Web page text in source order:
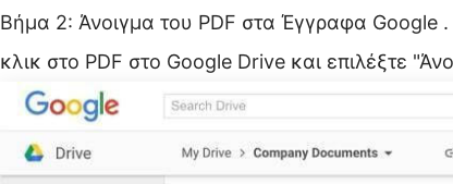
Βήμα 2: Άνοιγμα του PDF στα Έγγραφα Google
κλικ στο PDF στο Google Drive και επιλέξτε